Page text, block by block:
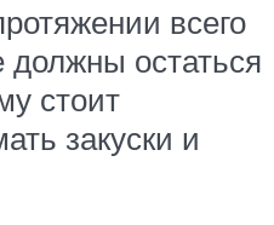
всего
должны остаться
стоит
закуски и